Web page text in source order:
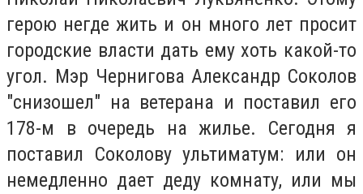
герою негде жить и он много лет просит
городские власти дать ему хоть какой-то
угол. Мэр Чернигова Александр Соколов
"снизошел" на ветерана и поставил его
178-м в очередь на жилье. Сегодня я
поставил Соколову ультиматум: или он
немедленно дает деду комнату, или мы